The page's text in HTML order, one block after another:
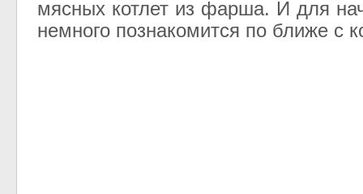
мясных котлет из фарша. И для
немного познакомится по ближе с